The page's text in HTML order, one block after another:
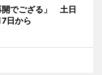
開でござる」 土日
日から